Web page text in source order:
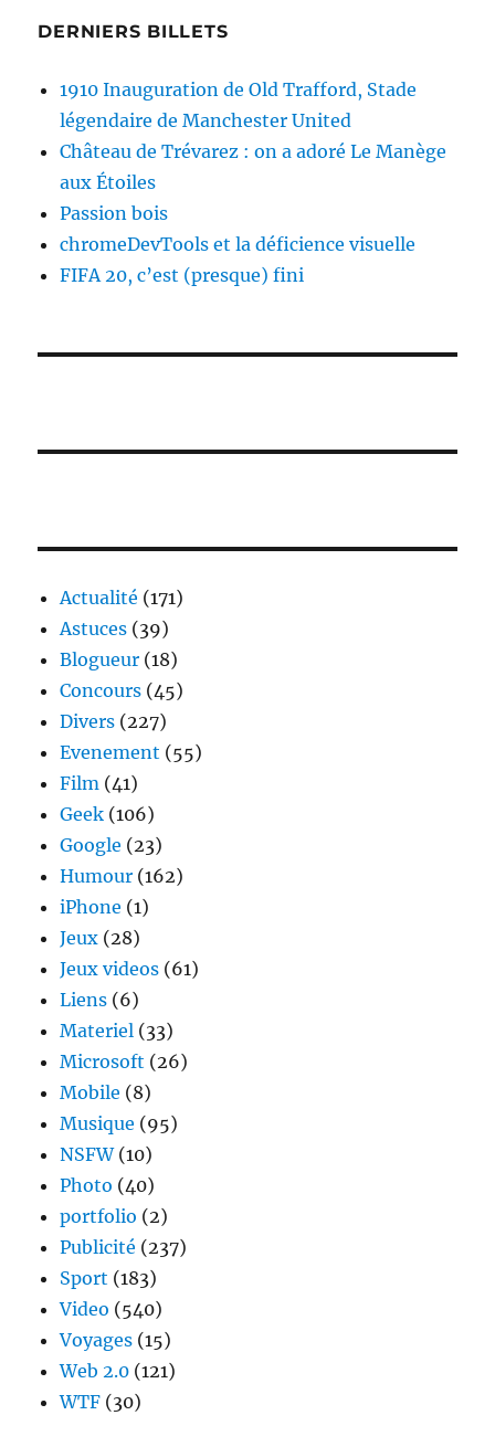
DERNIERS BILLETS
1910 Inauguration de Old Trafford, Stade
légendaire de Manchester United
Château de Trévarez : on a adoré Le Manège
aux Étoiles
Passion bois
chromeDevTools et la déficience visuelle
FIFA 20, c’est (presque) fini
Actualité (171)
Astuces (39)
Blogueur (18)
Concours (45)
Divers (227)
Evenement (55)
Film (41)
Geek (106)
Google (23)
Humour (162)
iPhone (1)
Jeux (28)
Jeux videos (61)
Liens (6)
Materiel (33)
Microsoft (26)
Mobile (8)
Musique (95)
NSFW(10)
Photo (40)
portfolio (2)
Publicité (237)
Sport (183)
Video (540)
Voyages (15)
Web 2.0 (121)
WTF (30)